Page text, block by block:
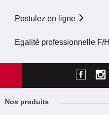
Postulez en ligne
Egalité professionnelle F/H
Nos produits